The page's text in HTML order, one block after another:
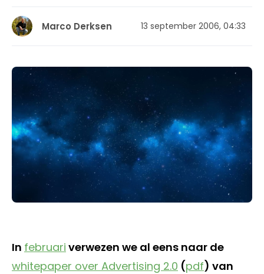
Marco Derksen 13 september 2006, 04:33
In februari verwezen we al eens naar de
whitepaper over Advertising 2.0 (pdf) van